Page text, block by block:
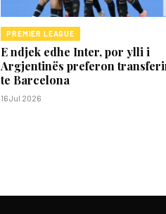
PREMIER LEAGUE
E ndjek edhe Inter, por ylli i
Argjentinës preferon
te Barcelona
16 Jul 2026